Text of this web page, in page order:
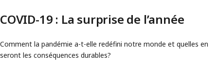
COVID-19 : La surprise de l’année
Comment la pandémie a-t-elle redéfini notre monde et quelles en
seront les conséquences durables?